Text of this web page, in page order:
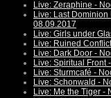
Live: Zeraphine -
Live: Last
08.09.2017
Live: Girls under
Live: Ruined
Live: Dark Door -
Live: Spiritual Front
Live: Sturmcafé -
Live: Schonwald -
Live: Me the Tiger -